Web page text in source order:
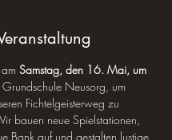
Samstag, den 16. Mai, um
Neusorg, um
Fichtelgeisterweg zu
bauen neue Spielstationen,
Bank auf und gestalten lustige